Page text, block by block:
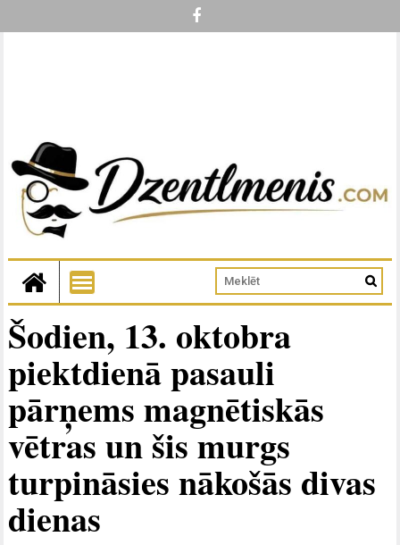
Šodien, 13. oktobra
piektdienā pasauli
pārņems magnētiskās
vētras un šis murgs
turpināsies nākošās divas
dienas